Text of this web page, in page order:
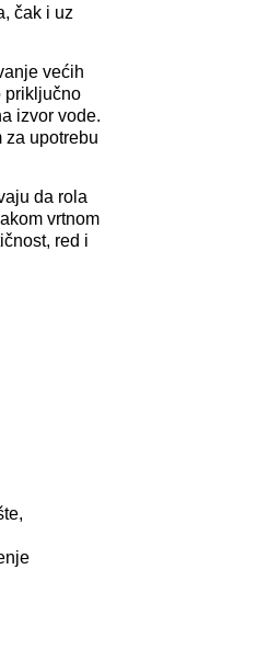
čak i uz
većih
priključno
izvor vode.
za upotrebu
da rola
vrtnom
red i